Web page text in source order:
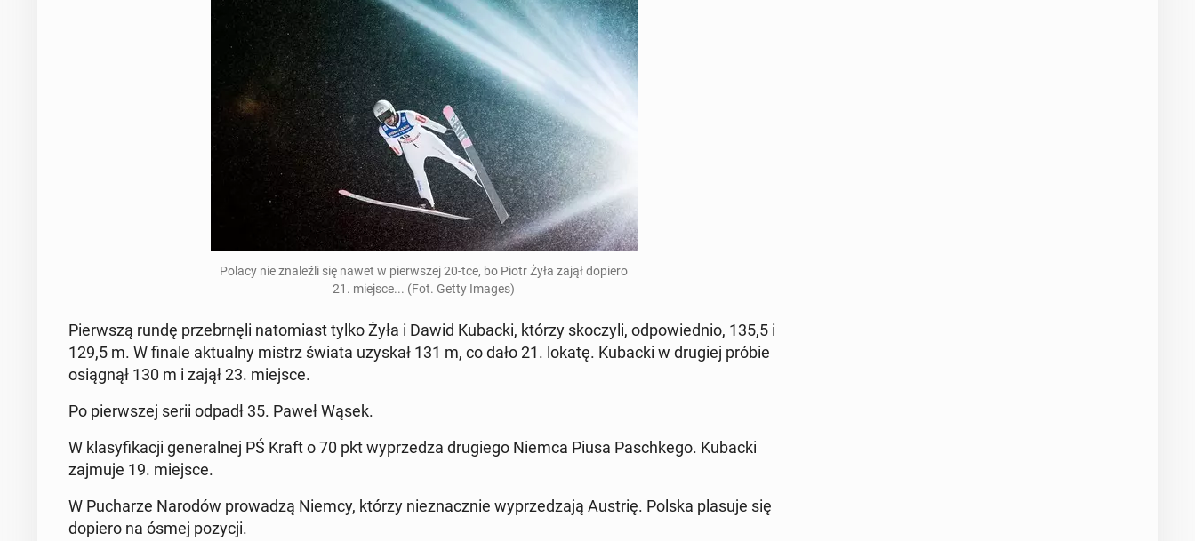
Polacy nie znaleźli się nawet w pier­wszej 20-tce, bo Piotr Żyła zajął dopiero
21. miejsce... (Fot. Getty Images)
Pier­wszą rundę prze­brnęli nato­mi­ast tylko Żyła i Dawid Kubacki, którzy skoczyli, odpowied­nio, 135,5 i
129,5 m. W finale ak­tu­al­ny mistrz świata uzyskał 131 m, co dało 21. lokatę. Kubacki w drugiej próbie
os­iągnął 130 m i zajął 23. miejsce.
Po pier­wszej serii odpadł 35. Paweł Wąsek.
W klasy­fikacji gen­er­al­nej PŚ Kraft o 70 pkt wyprzedza drugiego Niemca Piusa Paschkego. Kubacki
zajmuje 19. miejsce.
W Pucharze Narodów prowadzą Niemcy, którzy niez­nacznie wyprzedza­ją Austrię. Polska plasuje się
dopiero na ósmej pozycji.